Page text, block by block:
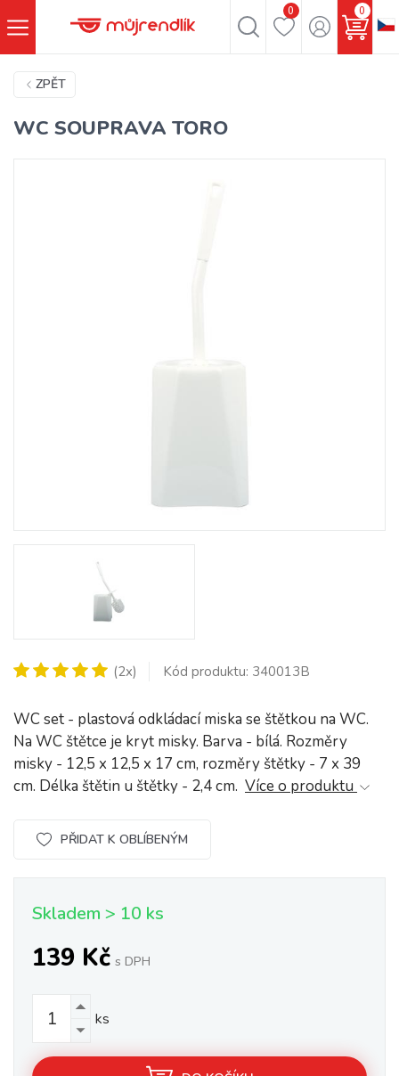
0 0
ZPĚT
WC SOUPRAVA TORO
(2x) Kód produktu: 340013B
WC set - plastová odkládací miska se štětkou na WC.
Na WC štětce je kryt misky. Barva - bílá. Rozměry
misky - 12,5 x 12,5 x 17 cm, rozměry štětky - 7 x 39
cm. Délka štětin u štětky - 2,4 cm. Více o produktu
PŘIDAT K OBLÍBENÝM
Skladem > 10 ks
139 Kč s DPH
ks